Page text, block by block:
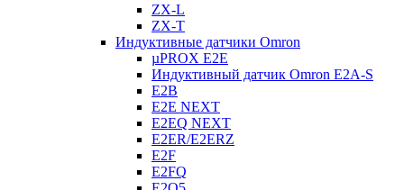
ZX-L
ZX-T
Индуктивные датчики Omron
µPROX E2E
Индуктивный датчик Omron E2A-S
E2B
E2E NEXT
E2EQ NEXT
E2ER/E2ERZ
E2F
E2FQ